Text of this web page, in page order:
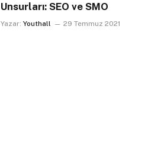
Unsurları: SEO ve SMO
Yazar: Youthall 29 Temmuz 2021